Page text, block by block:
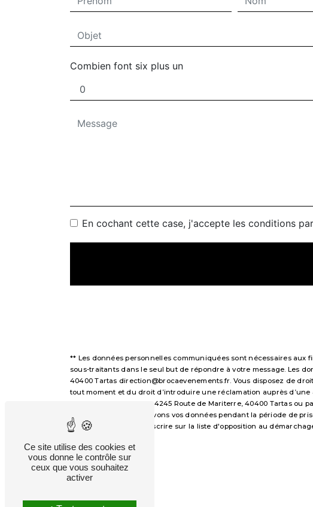
Combien font six plus un
En cochant cette case, j'accepte les conditions
** Les données personnelles communiquées sont nécessaires
sous-traitants dans le seul but de répondre à votre message. Les
40400 Tartas direction@brocaevenements.fr. Vous disposez de
tout moment et du droit d’introduire une réclamation auprès
voie postale à l'adresse 4245 Route de Mariterre, 40400 Tartas
demandé. Nous conservons vos données pendant la période de
avez le droit de vous inscrire sur la liste d'opposition au
Ce site utilise des cookies et
vous donne le contrôle sur
ceux que vous souhaitez
activer